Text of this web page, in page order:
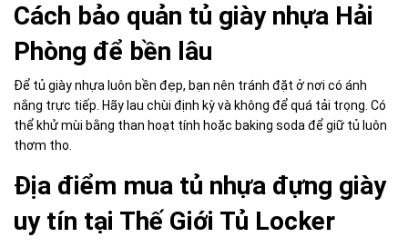
Cách bảo quản tủ giày nhựa Hải
Phòng để bền lâu
Để tủ giày nhựa luôn bền đẹp, bạn nên tránh đặt ở nơi có ánh
nắng trực tiếp. Hãy lau chùi định kỳ và không để quá tải trọng. Có
thể khử mùi bằng than hoạt tính hoặc baking soda để giữ tủ luôn
thơm tho.
Địa điểm mua tủ nhựa đựng giày
uy tín tại Thế Giới Tủ Locker